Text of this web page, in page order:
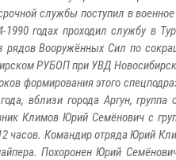
службы поступил в
годах проходил службу в
рядов Вооружённых Сил по
РУБОП при УВД
формирования этого
вблизи города Аргун, группа
Климов Юрий Семёнович с
часов. Командир отряда Юрий
Похоронен Юрий